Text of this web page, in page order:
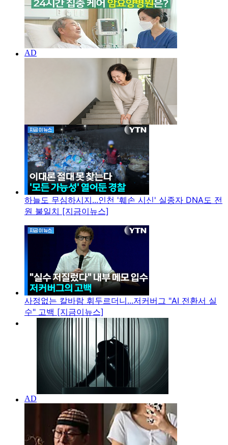
하늘도 무심하시지...인천 '훼손 시신' 실종자 DNA도 전
원 불일치 [지금이뉴스]
사정없는 칼바람 휘두르더니...저커버그 "AI 전환서 실
수" 고백 [지금이뉴스]